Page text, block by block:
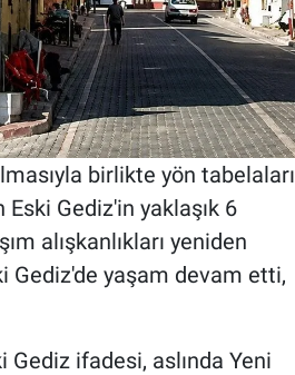
birlikte yön tabelaları
Gediz'in yaklaşık 6
alışkanlıkları yeniden
Gediz'de yaşam devam etti,
Gediz ifadesi, aslında Yeni